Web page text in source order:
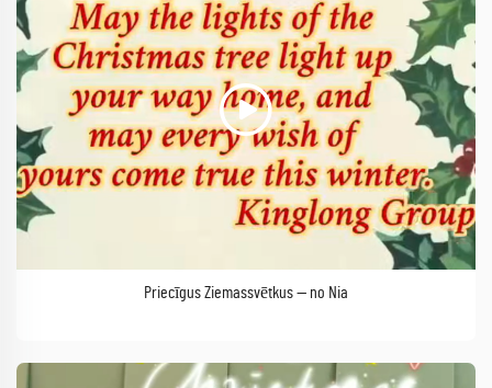
Priecīgus Ziemassvētkus — no Nia